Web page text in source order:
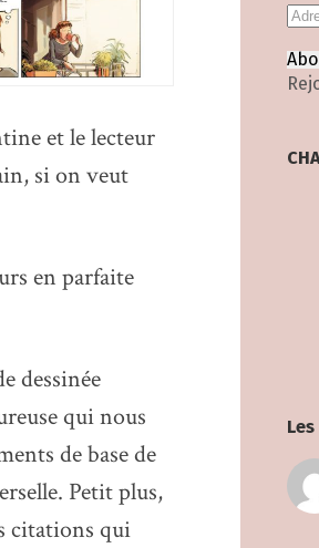
et le lecteur
si on veut
en parfaite
dessinée
qui nous
de base de
Petit plus,
citations qui